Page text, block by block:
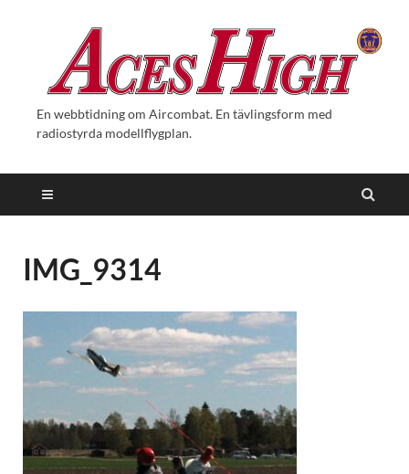
En webbtidning om Aircombat. En tävlingsform med
radiostyrda modellflygplan.
IMG_9314